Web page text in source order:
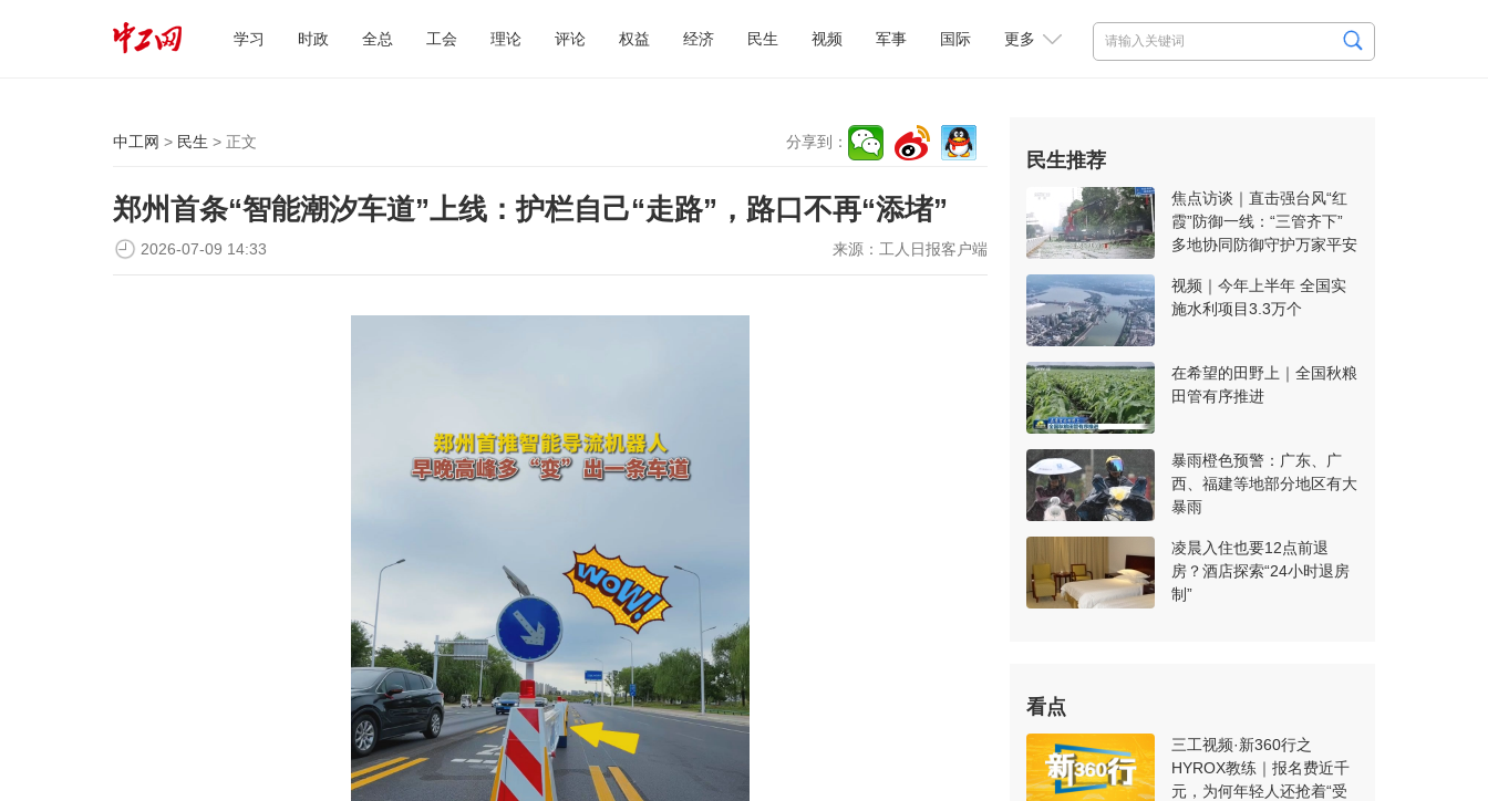
学习 时政 全总 工会 理论 评论 权益 经济 民生 视频 军事 国际 更多
中工网 > 民生 > 正文 分享到：
郑州首条“智能潮汐车道”上线：护栏自己“走路”，路口不再“添堵”
来源： 工人日报客户端
2026-07-09 14:33
民生推荐
焦点访谈｜直击强台风“红
霞”防御一线：“三管齐下”
多地协同防御守护万家平安
视频｜今年上半年 全国实
施水利项目3.3万个
在希望的田野上｜全国秋粮
田管有序推进
暴雨橙色预警：广东、广
西、福建等地部分地区有大
暴雨
凌晨入住也要12点前退
房？酒店探索“24小时退房
制”
看点
三工视频·新360行之
HYROX教练｜报名费近千
元，为何年轻人还抢着“受